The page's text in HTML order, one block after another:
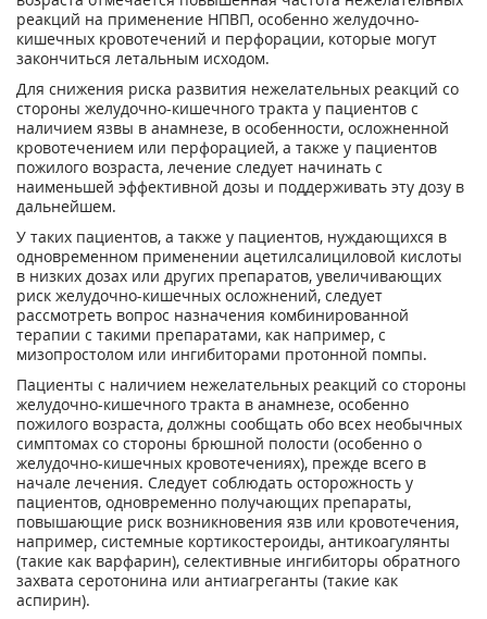
реакций на применение НПВП, особенно желудочно-
кишечных кровотечений и перфорации, которые могут
закончиться летальным исходом.
Для снижения риска развития нежелательных реакций со
стороны желудочно-кишечного тракта у пациентов с
наличием язвы в анамнезе, в особенности, осложненной
кровотечением или перфорацией, а также у пациентов
пожилого возраста, лечение следует начинать с
наименьшей эффективной дозы и поддерживать эту дозу в
дальнейшем.
У таких пациентов, а также у пациентов, нуждающихся в
одновременном применении ацетилсалициловой кислоты
в низких дозах или других препаратов, увеличивающих
риск желудочно-кишечных осложнений, следует
рассмотреть вопрос назначения комбинированной
терапии с такими препаратами, как например, с
мизопростолом или ингибиторами протонной помпы.
Пациенты с наличием нежелательных реакций со стороны
желудочно-кишечного тракта в анамнезе, особенно
пожилого возраста, должны сообщать обо всех необычных
симптомах со стороны брюшной полости (особенно о
желудочно-кишечных кровотечениях), прежде всего в
начале лечения. Следует соблюдать осторожность у
пациентов, одновременно получающих препараты,
повышающие риск возникновения язв или кровотечения,
например, системные кортикостероиды, антикоагулянты
(такие как варфарин), селективные ингибиторы обратного
захвата серотонина или антиагреганты (такие как
аспирин).